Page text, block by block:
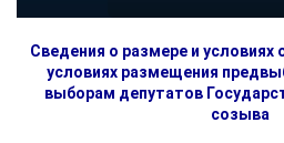
Сведения о размере и
условиях размещения
выборам депутатов
созыва